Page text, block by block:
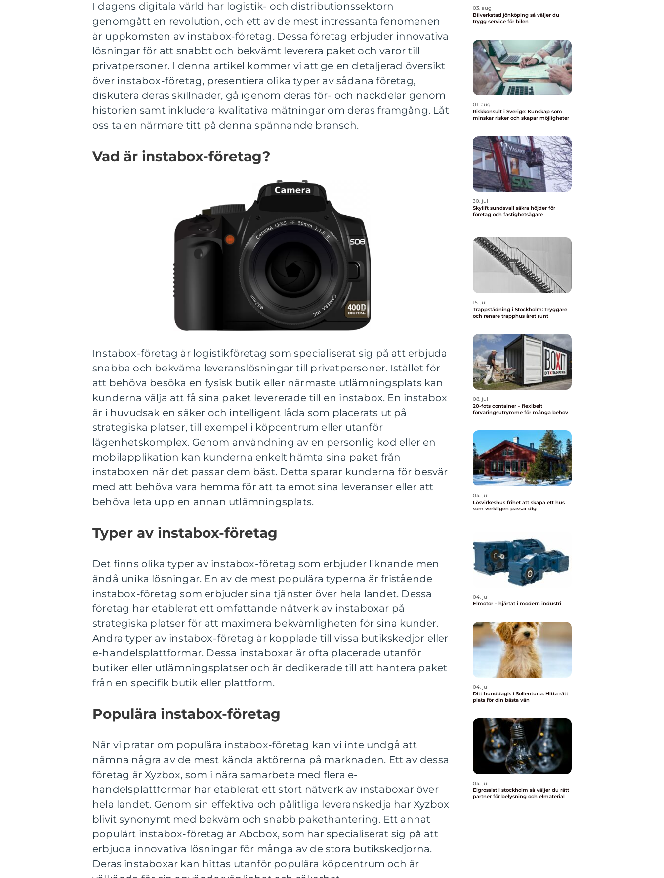
I dagens digitala värld har logistik- och distributionssektorn
genomgått en revolution, och ett av de mest intressanta fenomenen
är uppkomsten av instabox-företag. Dessa företag erbjuder innovativa
lösningar för att snabbt och bekvämt leverera paket och varor till
privatpersoner. I denna artikel kommer vi att ge en detaljerad översikt
över instabox-företag, presentiera olika typer av sådana företag,
diskutera deras skillnader, gå igenom deras för- och nackdelar genom
historien samt inkludera kvalitativa mätningar om deras framgång. Låt
oss ta en närmare titt på denna spännande bransch.
Vad är instabox-företag?
Instabox-företag är logistikföretag som specialiserat sig på att erbjuda
snabba och bekväma leveranslösningar till privatpersoner. Istället för
att behöva besöka en fysisk butik eller närmaste utlämningsplats kan
kunderna välja att få sina paket levererade till en instabox. En instabox
är i huvudsak en säker och intelligent låda som placerats ut på
strategiska platser, till exempel i köpcentrum eller utanför
lägenhetskomplex. Genom användning av en personlig kod eller en
mobilapplikation kan kunderna enkelt hämta sina paket från
instaboxen när det passar dem bäst. Detta sparar kunderna för besvär
med att behöva vara hemma för att ta emot sina leveranser eller att
behöva leta upp en annan utlämningsplats.
Typer av instabox-företag
Det finns olika typer av instabox-företag som erbjuder liknande men
ändå unika lösningar. En av de mest populära typerna är fristående
instabox-företag som erbjuder sina tjänster över hela landet. Dessa
företag har etablerat ett omfattande nätverk av instaboxar på
strategiska platser för att maximera bekvämligheten för sina kunder.
Andra typer av instabox-företag är kopplade till vissa butikskedjor eller
e-handelsplattformar. Dessa instaboxar är ofta placerade utanför
butiker eller utlämningsplatser och är dedikerade till att hantera paket
från en specifik butik eller plattform.
Populära instabox-företag
När vi pratar om populära instabox-företag kan vi inte undgå att
nämna några av de mest kända aktörerna på marknaden. Ett av dessa
företag är Xyzbox, som i nära samarbete med flera e-
handelsplattformar har etablerat ett stort nätverk av instaboxar över
hela landet. Genom sin effektiva och pålitliga leveranskedja har Xyzbox
blivit synonymt med bekväm och snabb pakethantering. Ett annat
populärt instabox-företag är Abcbox, som har specialiserat sig på att
erbjuda innovativa lösningar för många av de stora butikskedjorna.
Deras instaboxar kan hittas utanför populära köpcentrum och är
03. aug
Bilverkstad jönköping så väljer du
trygg service för bilen
01. aug
Riskkonsult i Sverige: Kunskap som
minskar risker och skapar möjligheter
30. jul
Skylift sundsvall säkra höjder för
företag och fastighetsägare
15. jul
Trappstädning i Stockholm: Tryggare
och renare trapphus året runt
08. jul
20-fots container – flexibelt
förvaringsutrymme för många behov
04. jul
Lösvirkeshus frihet att skapa ett hus
som verkligen passar dig
04. jul
Elmotor – hjärtat i modern industri
04. jul
Ditt hunddagis i Sollentuna: Hitta rätt
plats för din bästa vän
04. jul
Elgrossist i stockholm så väljer du rätt
partner för belysning och elmaterial